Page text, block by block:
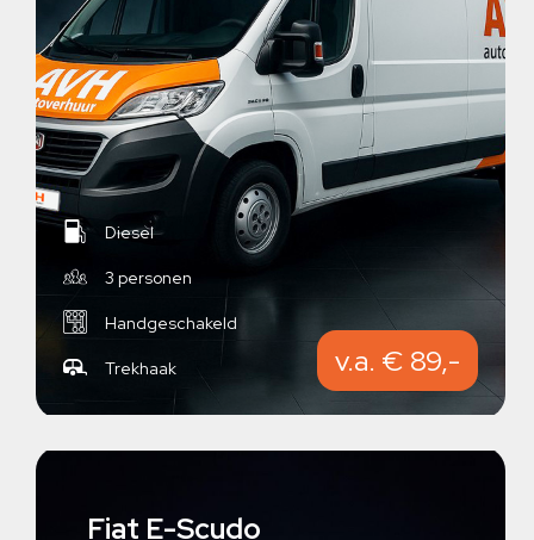
Diesel
3 personen
Handgeschakeld
Trekhaak v.a. € 89,-
Fiat E-Scudo